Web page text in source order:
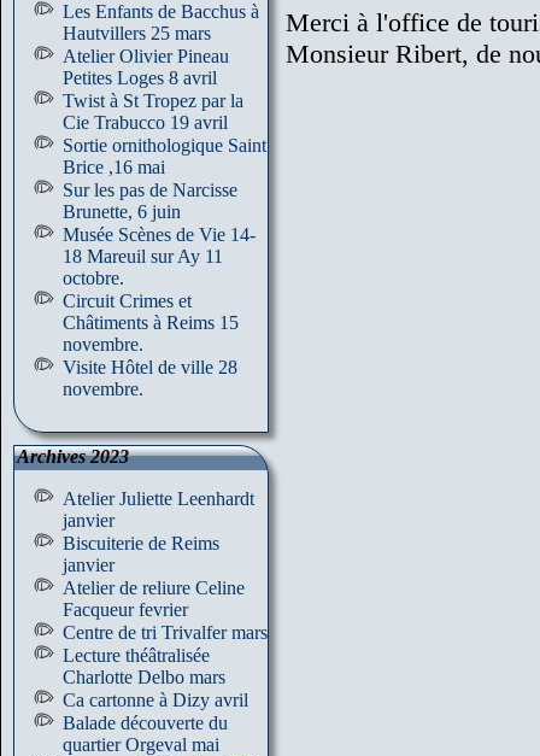
Les Enfants de Bacchus à
Hautvillers 25 mars
Atelier Olivier Pineau
Petites Loges 8 avril
Twist à St Tropez par la
Cie Trabucco 19 avril
Sortie ornithologique Saint
Brice ,16 mai
Sur les pas de Narcisse
Brunette, 6 juin
Musée Scènes de Vie 14-
18 Mareuil sur Ay 11
octobre.
Circuit Crimes et
Châtiments à Reims 15
novembre.
Visite Hôtel de ville 28
novembre.
Archives 2023
Atelier Juliette Leenhardt
janvier
Biscuiterie de Reims
janvier
Atelier de reliure Celine
Facqueur fevrier
Centre de tri Trivalfer mars
Lecture théâtralisée
Charlotte Delbo mars
Ca cartonne à Dizy avril
Balade découverte du
quartier Orgeval mai
Merci à l'office de
Monsieur Ribert, de